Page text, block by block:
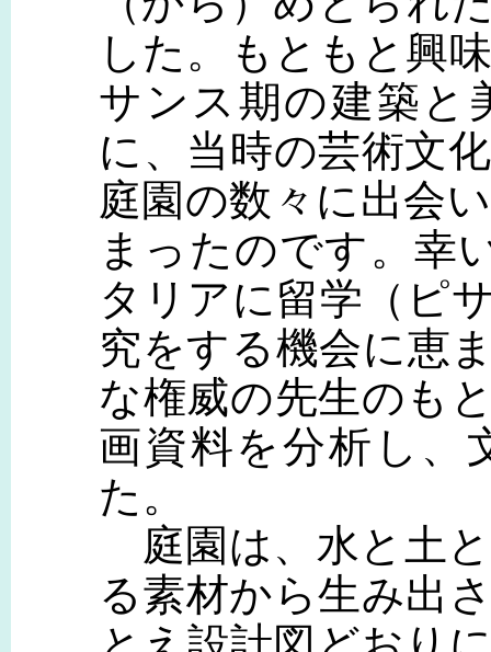
した。もともと興
サンス期の建築と
に、当時の芸術文
庭園の数々に出会
まったのです。幸
タリアに留学（ピ
究をする機会に恵
な権威の先生のも
画資料を分析し、
た。
庭園は、水と土
る素材から生み出